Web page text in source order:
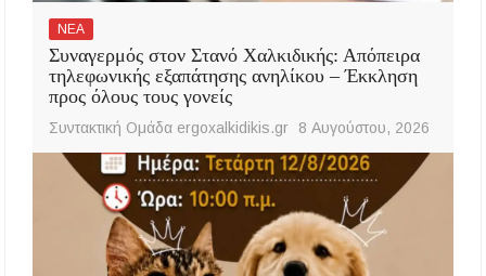
ΝΕΑ
Συναγερμός στον Στανό Χαλκιδικής: Απόπειρα
τηλεφωνικής εξαπάτησης ανηλίκου – Έκκληση
προς όλους τους γονείς
Συντακτική Ομάδα ergoxalkidikis.gr 8 Αυγούστου, 2026